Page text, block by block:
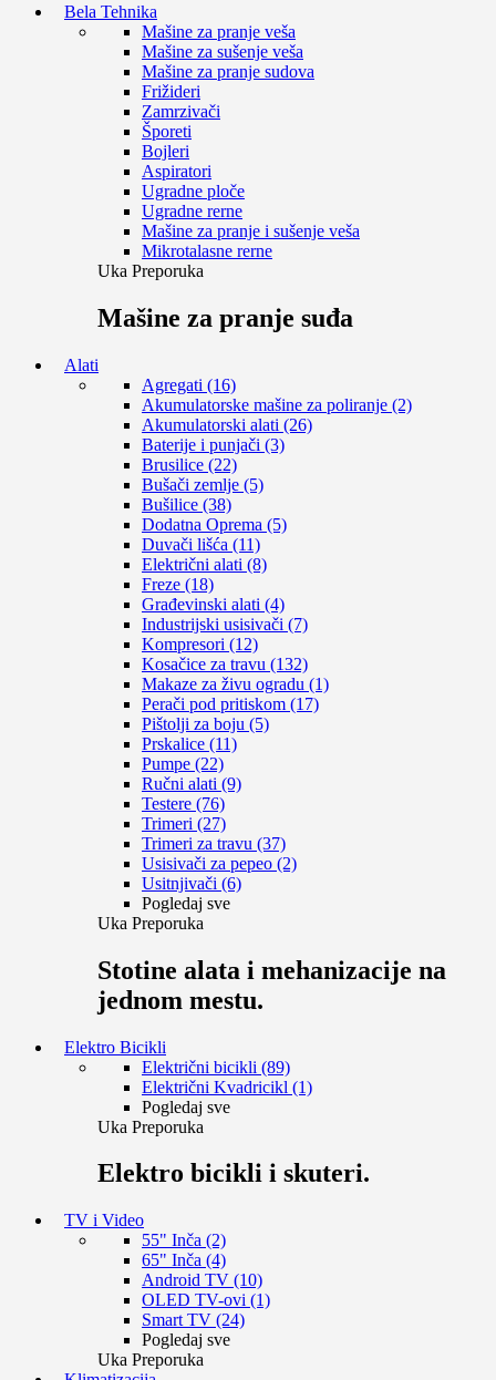
Bela Tehnika
Mašine za pranje veša
Mašine za sušenje veša
Mašine za pranje sudova
Frižideri
Zamrzivači
Šporeti
Bojleri
Aspiratori
Ugradne ploče
Ugradne rerne
Mašine za pranje i sušenje veša
Mikrotalasne rerne
Uka Preporuka
Mašine za pranje suđa
Alati
Agregati (16)
Akumulatorske mašine za poliranje (2)
Akumulatorski alati (26)
Baterije i punjači (3)
Brusilice (22)
Bušači zemlje (5)
Bušilice (38)
Dodatna Oprema (5)
Duvači lišća (11)
Električni alati (8)
Freze (18)
Građevinski alati (4)
Industrijski usisivači (7)
Kompresori (12)
Kosačice za travu (132)
Makaze za živu ogradu (1)
Perači pod pritiskom (17)
Pištolji za boju (5)
Prskalice (11)
Pumpe (22)
Ručni alati (9)
Testere (76)
Trimeri (27)
Trimeri za travu (37)
Usisivači za pepeo (2)
Usitnjivači (6)
Pogledaj sve
Uka Preporuka
Stotine alata i mehanizacije na
jednom mestu.
Elektro Bicikli
Električni bicikli (89)
Električni Kvadricikl (1)
Pogledaj sve
Uka Preporuka
Elektro bicikli i skuteri.
TV i Video
55" Inča (2)
65" Inča (4)
Android TV (10)
OLED TV-ovi (1)
Smart TV (24)
Pogledaj sve
Uka Preporuka